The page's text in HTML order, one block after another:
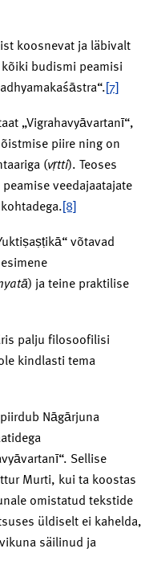
koosnevat ja läbivalt
budismi peamisi
[7]
„Vigrahavyāvartanī“,
piire ning on
(vṛtti). Teoses
veedajaatajate
[8]
võtavad
) ja teine praktilise
palju filosoofilisi
kindlasti tema
Nāgārjuna
Sellise
Murti, kui ta koostas
omistatud tekstide
üldiselt ei kahelda,
säilinud ja